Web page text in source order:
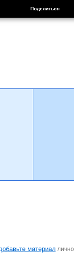
Поделиться
материал лично